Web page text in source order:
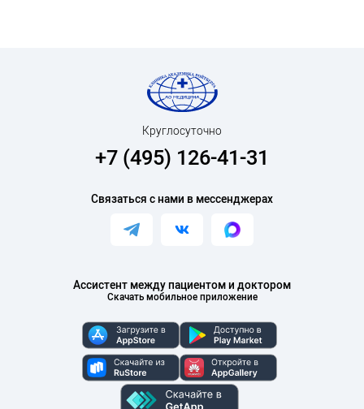
Ассистент между пациентом и доктором
Скачать мобильное приложение
Круглосуточно
+7 (495) 126-41-31
Связаться с нами в мессенджерах